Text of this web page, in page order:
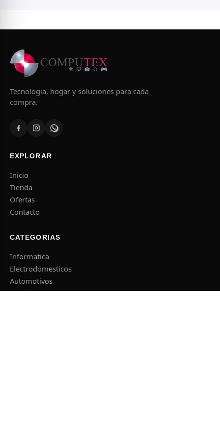
Tecnologia, hogar y soluciones para cada
compra.
EXPLORAR
Inicio
Tienda
Ofertas
Contacto
CATEGORIAS
Informatica
Electrodomesticos
Automotivos
Muebles